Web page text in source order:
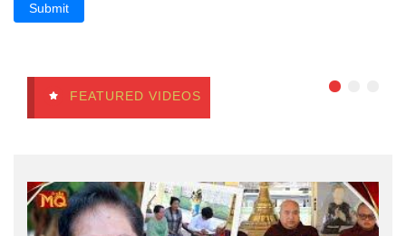
Submit
FEATURED VIDEOS